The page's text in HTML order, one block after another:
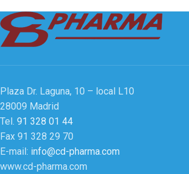
Plaza Dr. Laguna, 10 – local L10
28009 Madrid
Tel. 91 328 01 44
Fax 91 328 29 70
E-mail: info@cd-pharma.com
www.cd-pharma.com